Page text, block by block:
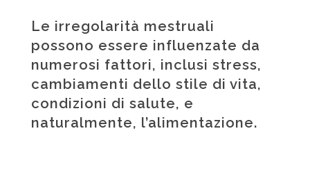
Le irregolarità mestruali
possono essere influenzate da
numerosi fattori, inclusi stress,
cambiamenti dello stile di vita,
condizioni di salute, e
naturalmente, l’alimentazione.